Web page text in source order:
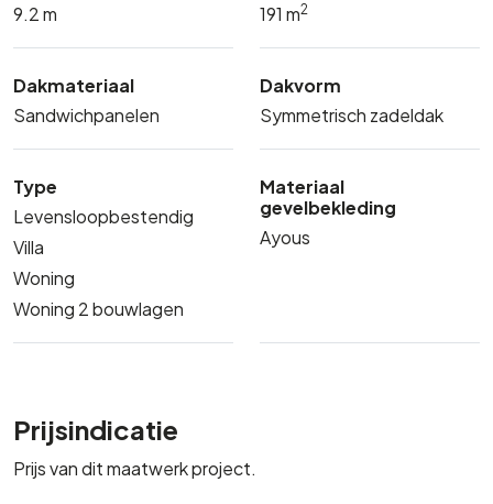
9.2 m
191 m2
Dakmateriaal
Sandwichpanelen
Dakvorm
Symmetrisch zadeldak
Type
Levensloopbestendig
Villa
Woning
Woning 2 bouwlagen
Materiaal
gevelbekleding
Ayous
Prijsindicatie
Prijs van dit maatwerk project.